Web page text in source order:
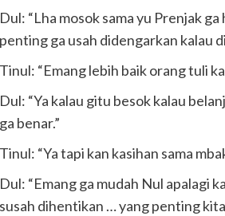
Dul: “Lha mosok sama yu Prenjak
penting ga usah didengarkan kalau
Tinul: “Emang lebih baik orang tuli
Dul: “Ya kalau gitu besok kalau
ga benar.”
Tinul: “Ya tapi kan kasihan sama
Dul: “Emang ga mudah Nul apalagi
susah dihentikan … yang penting